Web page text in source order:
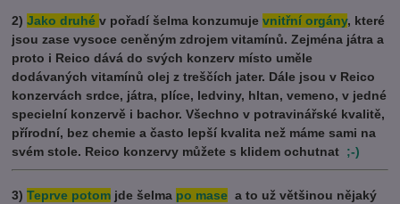
2)Jako druhév pořadí šelma konzumujevnitřní orgány, které
jsou zase vysoce ceněným zdrojem vitamínů. Zejména játra a
proto i Reico dává do svých konzerv místo uměle
dodávaných vitamínů olej z treščích jater. Dále jsou v Reico
konzervách srdce, játra, plíce, ledviny, hltan, vemeno, v jedné
specielní konzervě i bachor. Všechno v potravinářské kvalitě,
přírodní, bez chemie a často lepší kvalita než máme sami na
svém stole. Reico konzervy můžete s klidem ochutnat ;-)
3)Teprve potom jde šelma po mase a to už většinou nějaký